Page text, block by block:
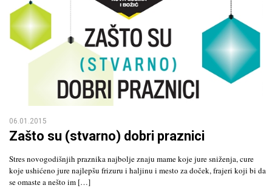
06.01.2015
Zašto su (stvarno) dobri praznici
Stres novogodišnjih praznika najbolje znaju mame koje jure sniženja, cure
koje ushićeno jure najlepšu frizuru i haljinu i mesto za doček, frajeri koji bi da
se omaste a nešto im […]